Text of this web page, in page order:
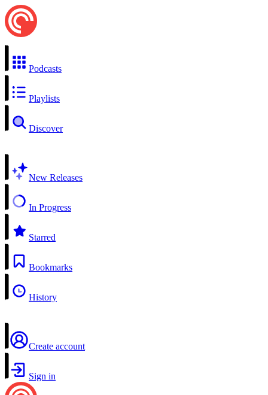
Podcasts
Playlists
Discover
New Releases
In Progress
Starred
Bookmarks
History
Create account
Sign in